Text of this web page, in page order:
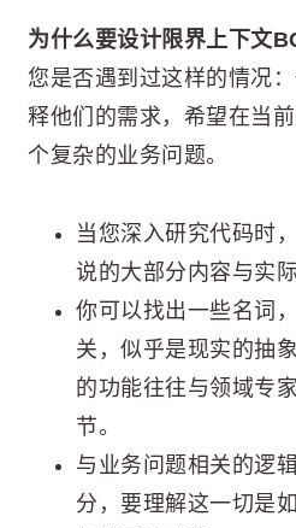
为什么要设计限界上下文
您是否遇到过这样的情况
释他们的需求，希望在当
个复杂的业务问题。
当您深入研究代码时
说的大部分内容与实
你可以找出一些名词
关，似乎是现实的抽
的功能往往与领域专
节。
与业务问题相关的逻
分，要理解这一切是